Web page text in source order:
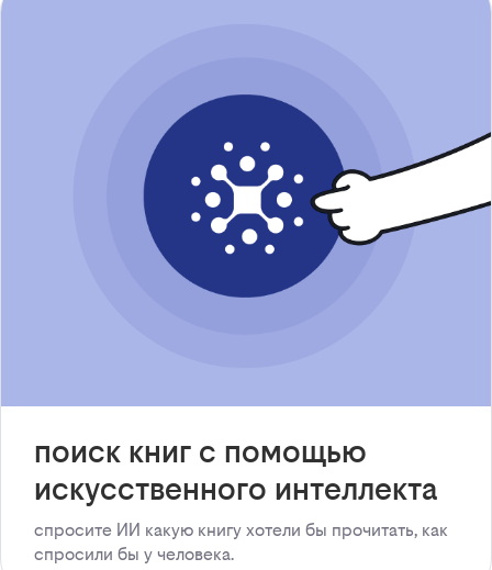
поиск книг с помощью
искусственного интеллекта
спросите ИИ какую книгу хотели бы прочитать, как
спросили бы у человека.